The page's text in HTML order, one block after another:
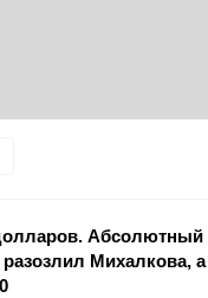
Абсолютный
Михалкова, а